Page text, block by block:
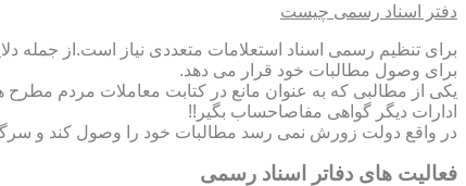
دفتر اسناد رسمی چیست
برای تنظیم رسمی اسناد استعلامات متعددی نیاز است.از جمله
برای وصول مطالبات خود قرار می دهد.
یکی از مطالبی که به عنوان مانع در کتابت معاملات مردم
ادارات دیگر گواهی مفاصاحساب بگیر!!
در واقع دولت زورش نمی رسد مطالبات خود را وصول کند و
فعالیت های دفاتر اسناد رسمی